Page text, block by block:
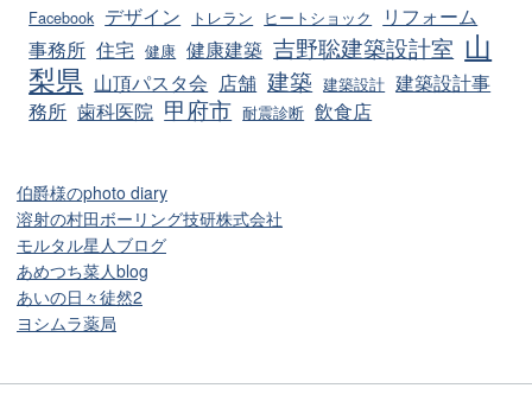
Facebook デザイン トレラン ヒートショック
リフォーム
事務所 住宅 健康 健康建築 吉野聡建築設計室 山
梨県 山頂パスタ会 店舗 建築 建築設計 建築設計事
務所 歯科医院 甲府市 耐震診断 飲食店
伯爵様のphoto diary
溶射の村田ボーリング技研株式会社
モルタル星人ブログ
あめつち菜人blog
あいの日々徒然2
ヨシムラ薬局